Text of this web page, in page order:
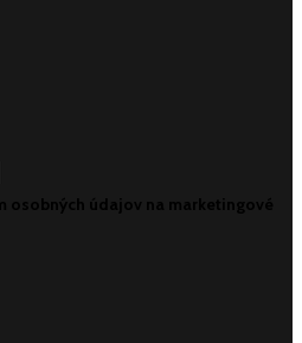
osobných údajov na marketingové